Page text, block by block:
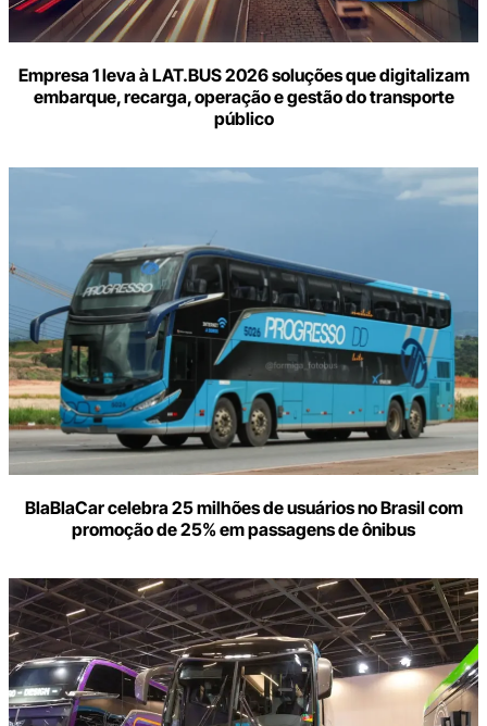
Empresa 1 leva à LAT.BUS 2026 soluções que digitalizam
embarque, recarga, operação e gestão do transporte
público
BlaBlaCar celebra 25 milhões de usuários no Brasil com
promoção de 25% em passagens de ônibus